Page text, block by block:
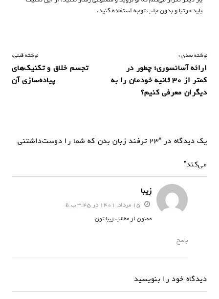
باید مرتبا و بدون جلب توجه استفاده کنید.
ر
ا
ه
ی
و
ش
نوشته قبلی:
تجسم خلاق و تکنیک‌های
پیاده‌سازی آن
نوشته بعدی :
ارائه‌ آسانسوری؛ چطور در
کمتر از ۳۰ ثانیه خودمان را به
دیگران معرفی کنیم؟
یک دیدگاه در “۲۳ ترفند زبان بدن که شما را دوست‌داشتنی
می‌کند”
زیبا
15 مرداد, 1401 در 3:45 ب.ظ
ممنون از مطالب زیبا تون
پاسخ
دیدگاه خود را بنویسید